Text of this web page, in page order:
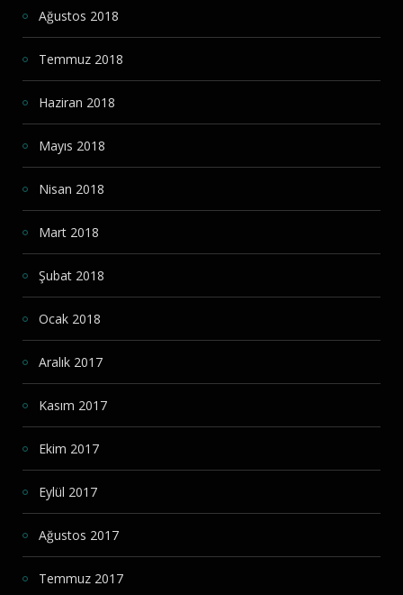
Ağustos 2018
Temmuz 2018
Haziran 2018
Mayıs 2018
Nisan 2018
Mart 2018
Şubat 2018
Ocak 2018
Aralık 2017
Kasım 2017
Ekim 2017
Eylül 2017
Ağustos 2017
Temmuz 2017